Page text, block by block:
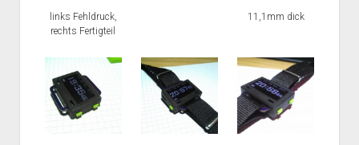
links Fehldruck,
rechts Fertigteil
11,1mm dick